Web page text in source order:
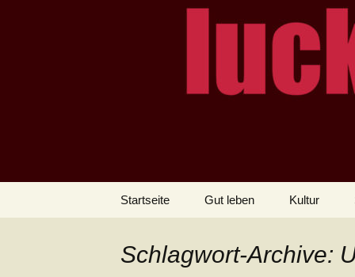
LUCKX
– das Magazin
Startseite Gut leben Kultur
Schlagwort-Archive: